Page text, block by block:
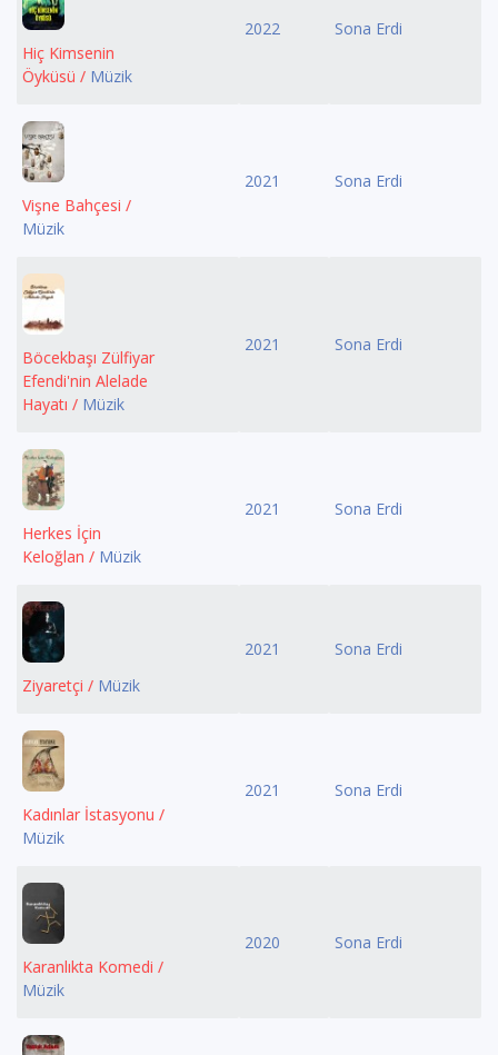
Hiç Kimsenin
Öyküsü / Müzik
2022 Sona Erdi
Vişne Bahçesi /
Müzik
2021 Sona Erdi
Böcekbaşı Zülfiyar
Efendi'nin Alelade
Hayatı / Müzik
2021 Sona Erdi
Herkes İçin
Keloğlan / Müzik
2021 Sona Erdi
Ziyaretçi / Müzik
2021 Sona Erdi
Kadınlar İstasyonu /
Müzik
2021 Sona Erdi
Karanlıkta Komedi /
Müzik
2020 Sona Erdi